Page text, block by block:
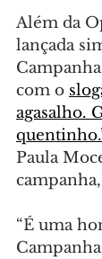
Além da
lançada
com o
agasalho.
Paula
“É uma